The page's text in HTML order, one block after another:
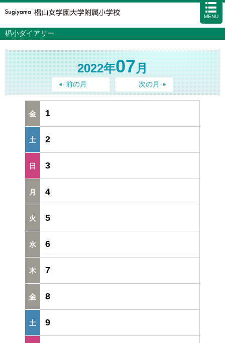
MENU
学校案内 カリキュラム
入試情報 学校生活
施設・設備
アクセス
椙小ダイアリー
2022年07月
前の月 次の月
1
2
3
4
5
6
7
8
9